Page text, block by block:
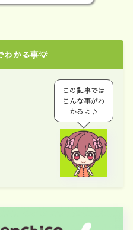
わかる事💡
この記事では
こんな事がわ
かるよ♪